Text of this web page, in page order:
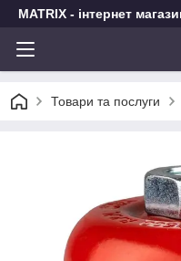
MATRIX - інтернет
Товари та послуги